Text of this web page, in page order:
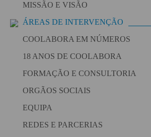
MISSÃO E VISÃO
ÁREAS DE INTERVENÇÃO
COOLABORA EM NÚMEROS
18 ANOS DE COOLABORA
FORMAÇÃO E CONSULTORIA
ORGÃOS SOCIAIS
EQUIPA
REDES E PARCERIAS